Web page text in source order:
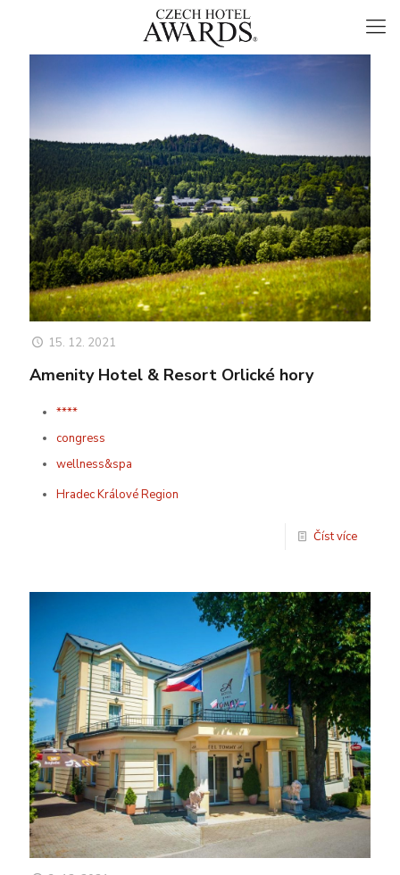
15. 12. 2021
Amenity Hotel & Resort Orlické hory
****
congress
wellness&spa
Hradec Králové Region
Číst více